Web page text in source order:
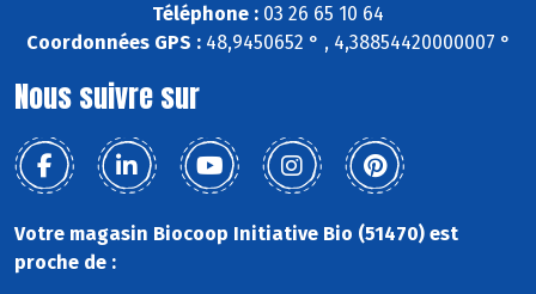
Téléphone : 03 26 65 10 64
Coordonnées GPS :48,9450652 ° , 4,38854420000007 °
Nous suivre sur
Votre magasin Biocoop Initiative Bio (51470) est
proche de :